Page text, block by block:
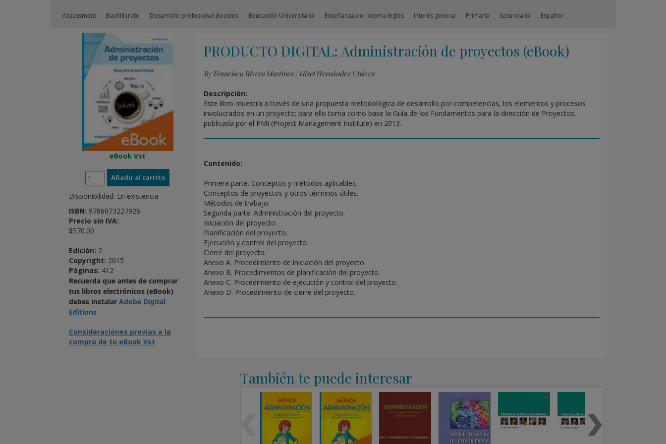
Assessment Bachillerato Desarrollo profesional docente Educación Universitaria Enseñanza del Idioma Inglés Interés general Primaria Secundaria Español
eBook Vst
Disponibilidad: En existencia
ISBN: 9786073227926
Precio sin IVA:
$570.00
Edición: 2
Copyright: 2015
Páginas: 412
Recuerda que antes de comprar
tus libros electrónicos (eBook)
debes instalarAdobe Digital
Editions
Consideraciones previas a la
compra de tu eBook Vst
PRODUCTO DIGITAL: Administración de proyectos (eBook)
By Francisco Rivera Martínez / Gisel Hernández Chávez
Descripción:
Este libro muestra a través de una propuesta metodológica de desarrollo por competencias, los elementos y procesos
involucrados en un proyecto; para ello toma como base la Guía de los Fundamentos para la dirección de Proyectos,
publicada por el PMI (Project Management Institute) en 2013.
Contenido:
Primera parte. Conceptos y métodos aplicables.
Conceptos de proyectos y otros términos útiles.
Métodos de trabajo.
Segunda parte. Administración del proyecto.
Iniciación del proyecto.
Planificación del proyecto.
Ejecución y control del proyecto.
Cierre del proyecto.
Anexo A. Procedimiento de iniciación del proyecto.
Anexo B. Procedimientos de planificación del proyecto.
Anexo C. Procedimiento de ejecución y control del proyecto.
Anexo D. Procedimiento de cierre del proyecto.
También te puede interesar